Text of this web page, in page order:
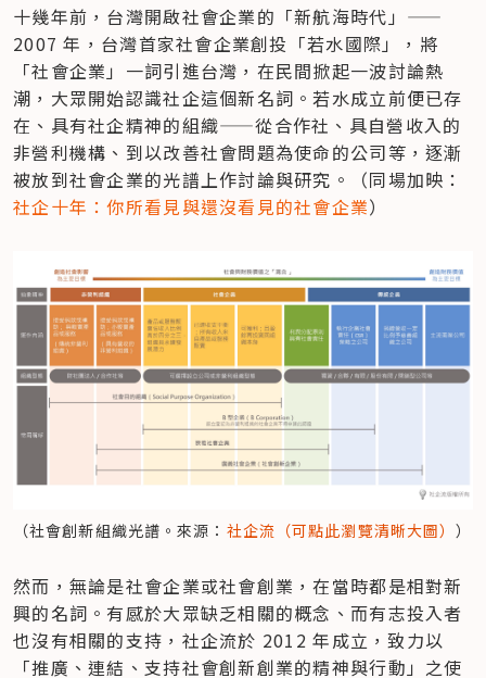
十幾年前，台灣開啟社會企業的「新航海時代」——
2007 年，台灣首家社會企業創投「若水國際」，將
「社會企業」一詞引進台灣，在民間掀起一波討論熱
潮，大眾開始認識社企這個新名詞。若水成立前便已存
在、具有社企精神的組織——從合作社、具自營收入的
非營利機構、到以改善社會問題為使命的公司等，逐漸
被放到社會企業的光譜上作討論與研究。（同場加映：
社企十年：你所看見與還沒看見的社會企業）
（社會創新組織光譜。來源： 社企流（可點此瀏覽清晰大圖））
然而，無論是社會企業或社會創業，在當時都是相對新
興的名詞。有感於大眾缺乏相關的概念、而有志投入者
也沒有相關的支持，社企流於 2012 年成立，致力以
「推廣、連結、支持社會創新創業的精神與行動」之使